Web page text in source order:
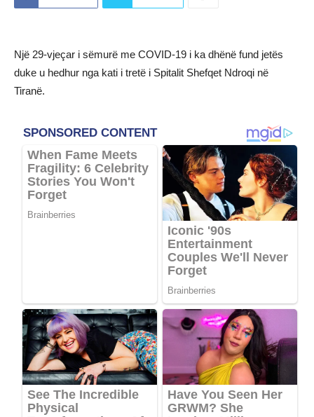
Një 29-vjeçar i sëmurë me COVID-19 i ka dhënë fund jetës
duke u hedhur nga kati i tretë i Spitalit Shefqet Ndroqi në
Tiranë.